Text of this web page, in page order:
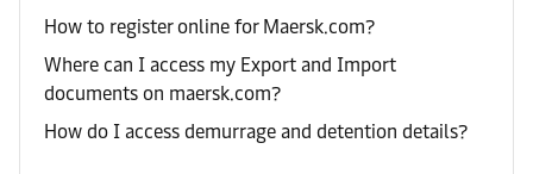
How to register online for Maersk.com?
Where can I access my Export and Import
documents on maersk.com?
How do I access demurrage and detention details?